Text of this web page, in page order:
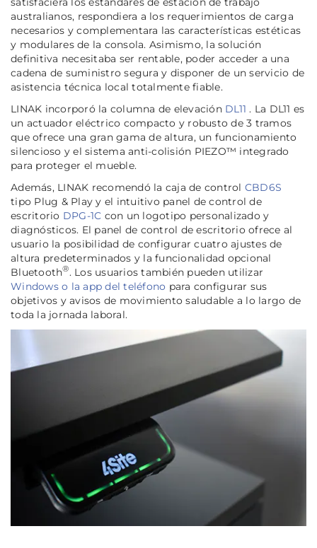
australianos, respondiera a los requerimientos de carga
necesarios y complementara las características estéticas
y modulares de la consola. Asimismo, la solución
definitiva necesitaba ser rentable, poder acceder a una
cadena de suministro segura y disponer de un servicio de
asistencia técnica local totalmente fiable.
LINAK incorporó la columna de elevación DL11 . La DL11 es
un actuador eléctrico compacto y robusto de 3 tramos
que ofrece una gran gama de altura, un funcionamiento
silencioso y el sistema anti-colisión PIEZO™ integrado
para proteger el mueble.
Además, LINAK recomendó la caja de control CBD6S
tipo Plug & Play y el intuitivo panel de control de
escritorio DPG-1C con un logotipo personalizado y
diagnósticos. El panel de control de escritorio ofrece al
usuario la posibilidad de configurar cuatro ajustes de
altura predeterminados y la funcionalidad opcional
Bluetooth®. Los usuarios también pueden utilizar
Windows o la app del teléfono para configurar sus
objetivos y avisos de movimiento saludable a lo largo de
toda la jornada laboral.